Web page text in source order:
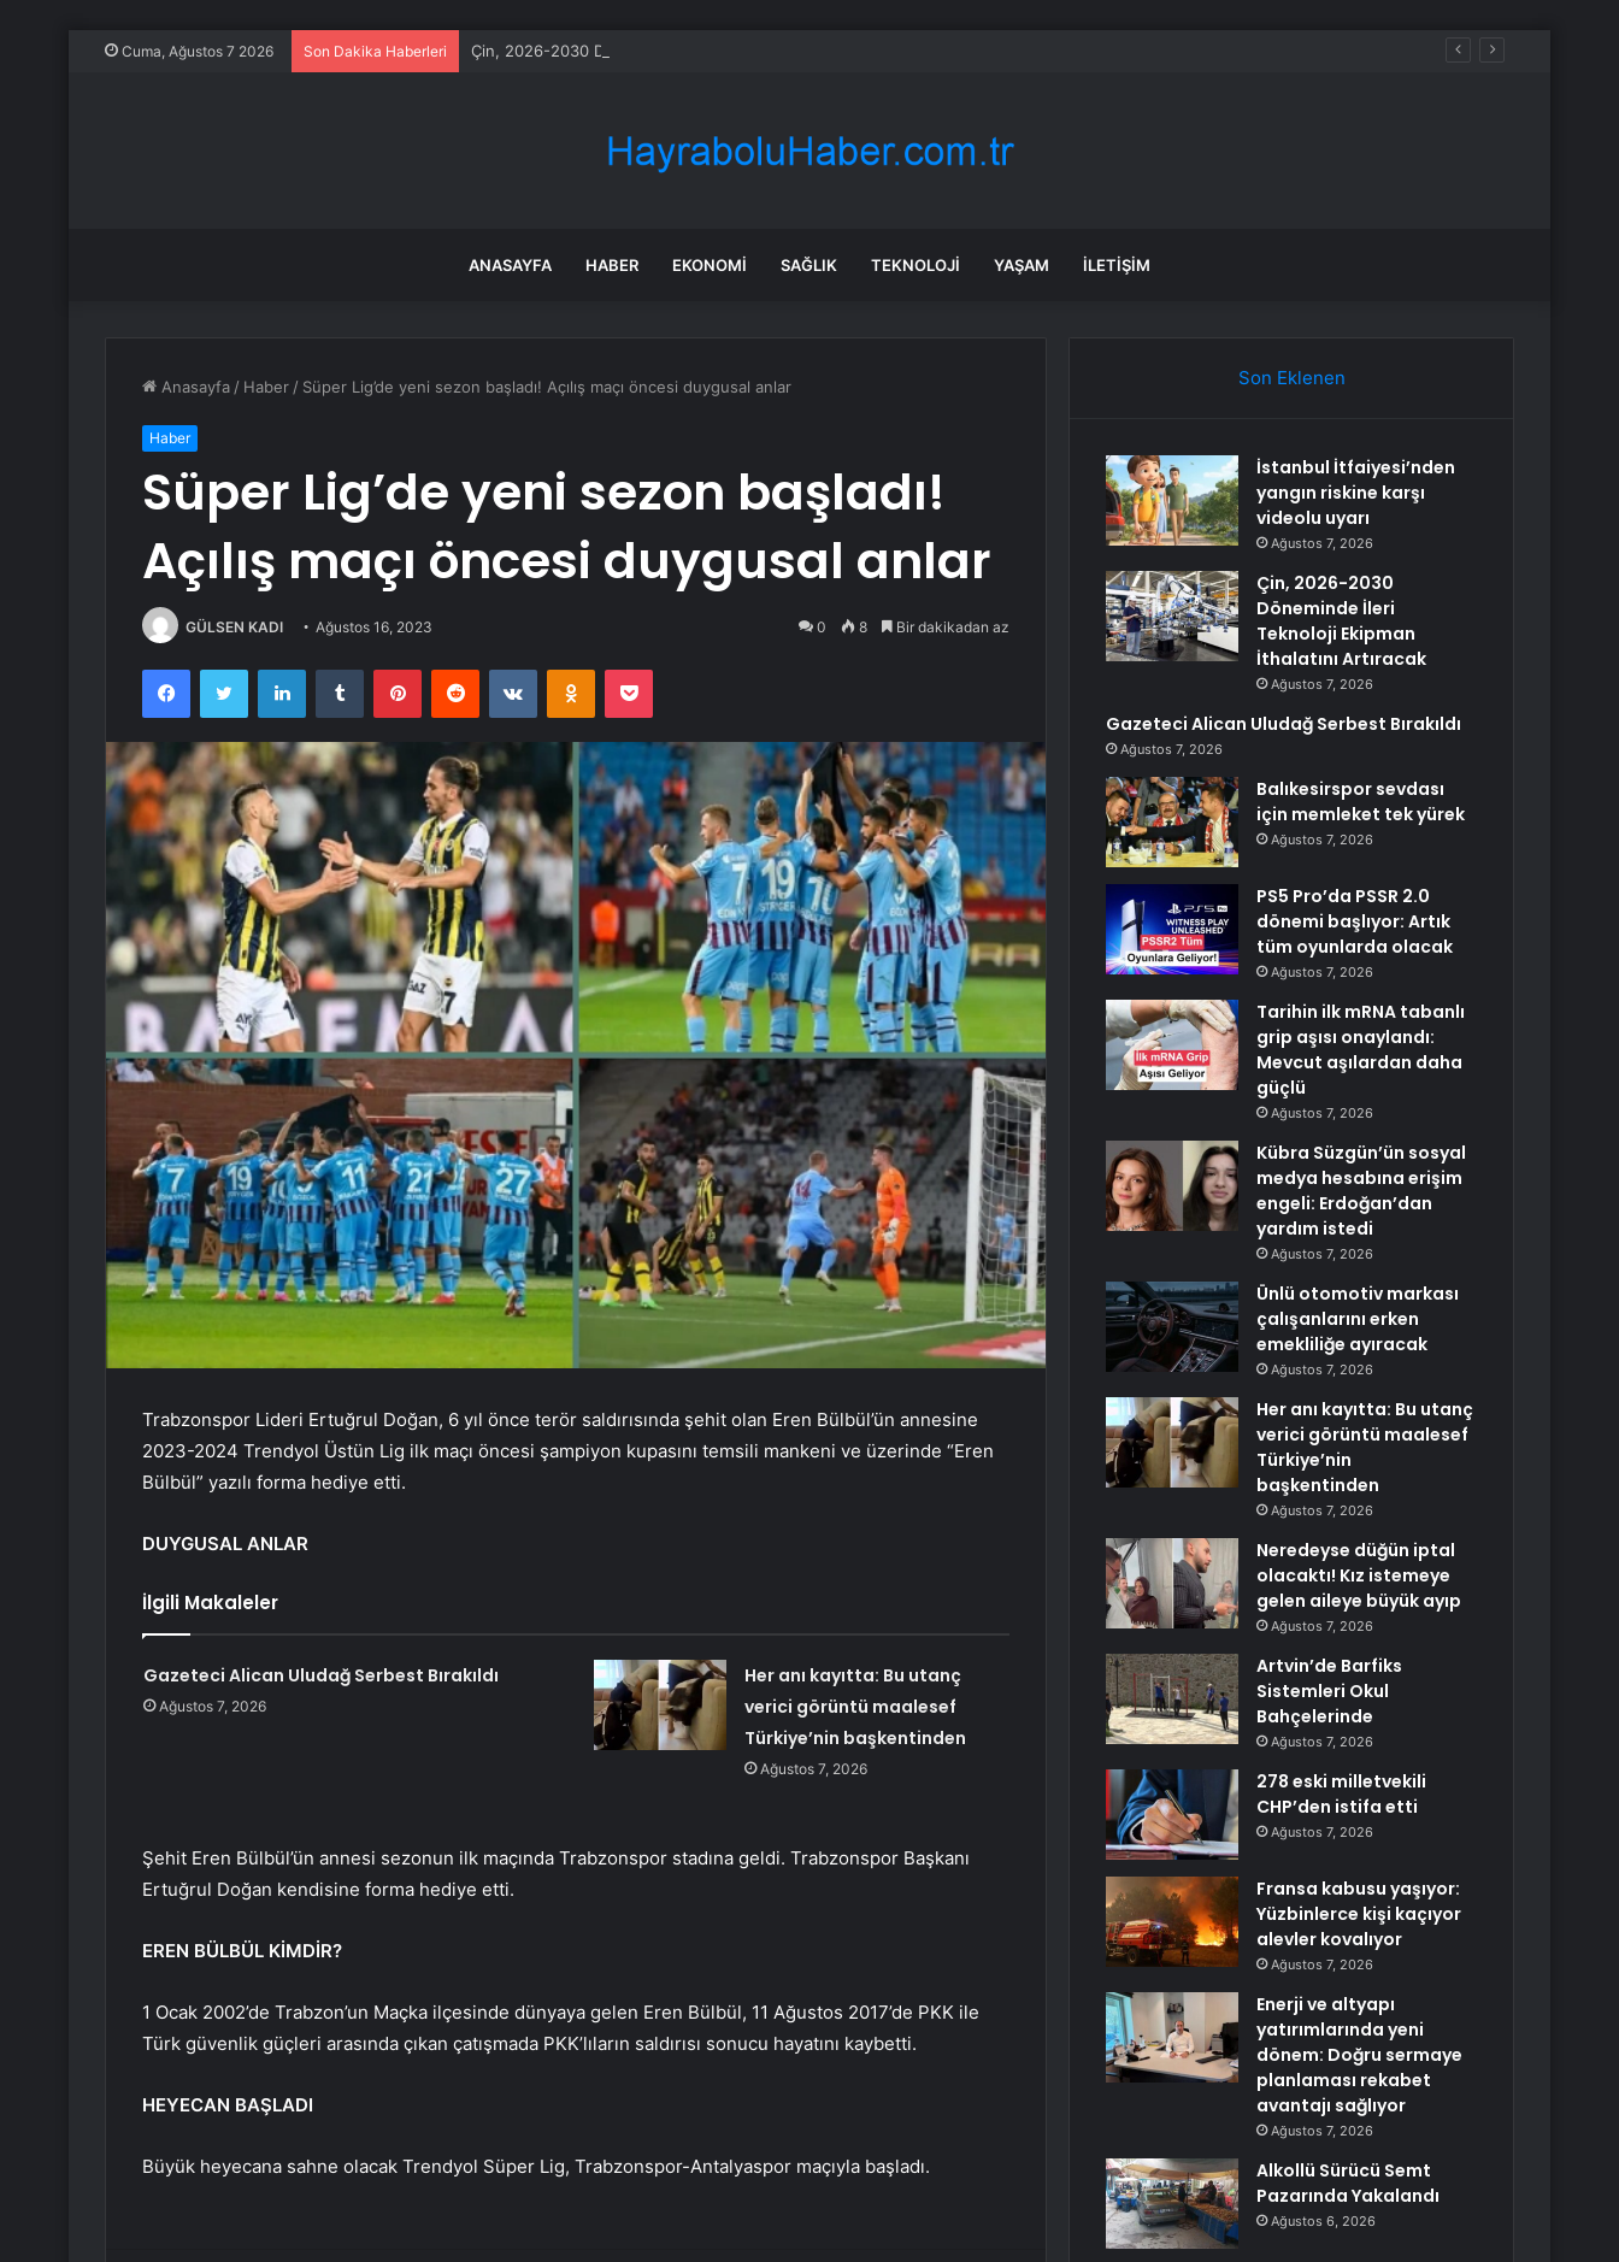
Cuma, Ağustos 7 2026 Son Dakika Haberleri Çin, 2026-2030 Döneminde İleri Teknoloji Ekipman İthalatını Artıracak
ANASAYFA HABER EKONOMI SAĞLIK TEKNOLOJI YAŞAM İLETIŞIM
Anasayfa / Haber / Süper Lig’de yeni sezon başladı! Açılış maçı öncesi duygusal anlar
Haber
Süper Lig’de yeni sezon başladı!
Açılış maçı öncesi duygusal anlar
GÜLSEN KADI Ağustos 16, 2023 0 8 Bir dakikadan az
FacebookTwitter LinkedInTumblr PinterestReddit VKontakteOdnoklassniki
Pocket
Trabzonspor Lideri Ertuğrul Doğan, 6 yıl önce terör saldırısında şehit olan Eren Bülbül’ün annesine
2023-2024 Trendyol Üstün Lig ilk maçı öncesi şampiyon kupasını temsili mankeni ve üzerinde “Eren
Bülbül” yazılı forma hediye etti.
DUYGUSAL ANLAR
İlgili Makaleler
Gazeteci Alican Uludağ Serbest Bırakıldı
Ağustos 7, 2026
Her anı kayıtta: Bu utanç
verici görüntü maalesef
Türkiye’nin başkentinden
Ağustos 7, 2026
Şehit Eren Bülbül’ün annesi sezonun ilk maçında Trabzonspor stadına geldi. Trabzonspor Başkanı
Ertuğrul Doğan kendisine forma hediye etti.
EREN BÜLBÜL KİMDİR?
1 Ocak 2002’de Trabzon’un Maçka ilçesinde dünyaya gelen Eren Bülbül, 11 Ağustos 2017’de PKK ile
Türk güvenlik güçleri arasında çıkan çatışmada PKK’lıların saldırısı sonucu hayatını kaybetti.
HEYECAN BAŞLADI
Büyük heyecana sahne olacak Trendyol Süper Lig, Trabzonspor-Antalyaspor maçıyla başladı.
Son Eklenen
İstanbul İtfaiyesi’nden
yangın riskine karşı
videolu uyarı
Ağustos 7, 2026
Çin, 2026-2030
Döneminde İleri
Teknoloji Ekipman
İthalatını Artıracak
Ağustos 7, 2026
Gazeteci Alican Uludağ Serbest Bırakıldı
Ağustos 7, 2026
Balıkesirspor sevdası
için memleket tek yürek
Ağustos 7, 2026
PS5 Pro’da PSSR 2.0
dönemi başlıyor: Artık
tüm oyunlarda olacak
Ağustos 7, 2026
Tarihin ilk mRNA tabanlı
grip aşısı onaylandı:
Mevcut aşılardan daha
güçlü
Ağustos 7, 2026
Kübra Süzgün’ün sosyal
medya hesabına erişim
engeli: Erdoğan’dan
yardım istedi
Ağustos 7, 2026
Ünlü otomotiv markası
çalışanlarını erken
emekliliğe ayıracak
Ağustos 7, 2026
Her anı kayıtta: Bu utanç
verici görüntü maalesef
Türkiye’nin
başkentinden
Ağustos 7, 2026
Neredeyse düğün iptal
olacaktı! Kız istemeye
gelen aileye büyük ayıp
Ağustos 7, 2026
Artvin’de Barfiks
Sistemleri Okul
Bahçelerinde
Ağustos 7, 2026
278 eski milletvekili
CHP’den istifa etti
Ağustos 7, 2026
Fransa kabusu yaşıyor:
Yüzbinlerce kişi kaçıyor
alevler kovalıyor
Ağustos 7, 2026
Enerji ve altyapı
yatırımlarında yeni
dönem: Doğru sermaye
planlaması rekabet
avantajı sağlıyor
Ağustos 7, 2026
Alkollü Sürücü Semt
Pazarında Yakalandı
Ağustos 6, 2026